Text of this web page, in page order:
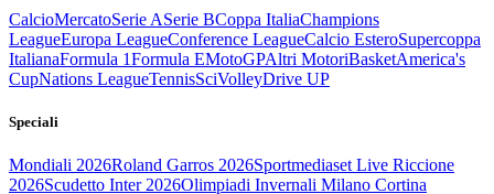
CalcioMercatoSerie ASerie BCoppa ItaliaChampions
LeagueEuropa LeagueConference LeagueCalcio EsteroSupercoppa
ItalianaFormula 1Formula EMotoGPAltri MotoriBasketAmerica's
CupNations LeagueTennisSciVolleyDrive UP
Speciali
Mondiali 2026Roland Garros 2026Sportmediaset Live Riccione
2026Scudetto Inter 2026Olimpiadi Invernali Milano Cortina